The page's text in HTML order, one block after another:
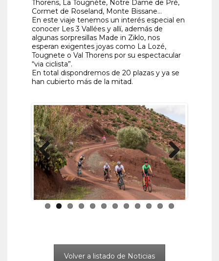
Thorens, La Tougnète, Notre Dame de Pré,
Cormet de Roseland, Monte Bissane…
En este viaje tenemos un interés especial en
conocer Les 3 Vallées y allí, además de
algunas sorpresillas Made in Ziklo, nos
esperan exigentes joyas como La Lozé,
Tougnete o Val Thorens por su espectacular
“via ciclista”.
En total dispondremos de 20 plazas y ya se
han cubierto más de la mitad.
Previous Next
Volver a listado de Noticias